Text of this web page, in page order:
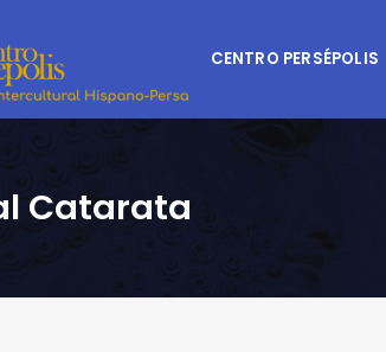
CENTRO PERSÉPOLIS
Catarata